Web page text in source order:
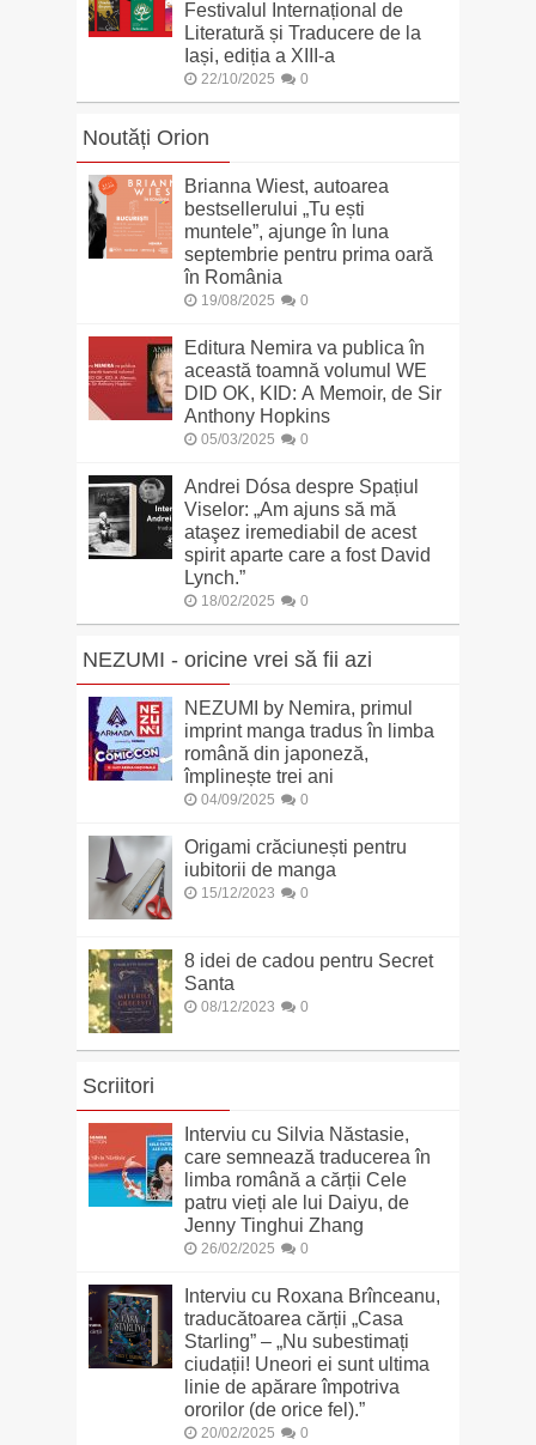
Festivalul Internațional de
Literatură și Traducere de la
Iași, ediția a XIII-a
22/10/2025 0
Noutăți Orion
Brianna Wiest, autoarea
bestsellerului „Tu ești
muntele”, ajunge în luna
septembrie pentru prima oară
în România
19/08/2025 0
Editura Nemira va publica în
această toamnă volumul WE
DID OK, KID: A Memoir, de Sir
Anthony Hopkins
05/03/2025 0
Andrei Dósa despre Spațiul
Viselor: „Am ajuns să mă
ataşez iremediabil de acest
spirit aparte care a fost David
Lynch.”
18/02/2025 0
NEZUMI - oricine vrei să fii azi
NEZUMI by Nemira, primul
imprint manga tradus în limba
română din japoneză,
împlinește trei ani
04/09/2025 0
Origami crăciunești pentru
iubitorii de manga
15/12/2023 0
8 idei de cadou pentru Secret
Santa
08/12/2023 0
Scriitori
Interviu cu Silvia Năstasie,
care semnează traducerea în
limba română a cărții Cele
patru vieți ale lui Daiyu, de
Jenny Tinghui Zhang
26/02/2025 0
Interviu cu Roxana Brînceanu,
traducătoarea cărții „Casa
Starling” – „Nu subestimați
ciudații! Uneori ei sunt ultima
linie de apărare împotriva
ororilor (de orice fel).”
20/02/2025 0